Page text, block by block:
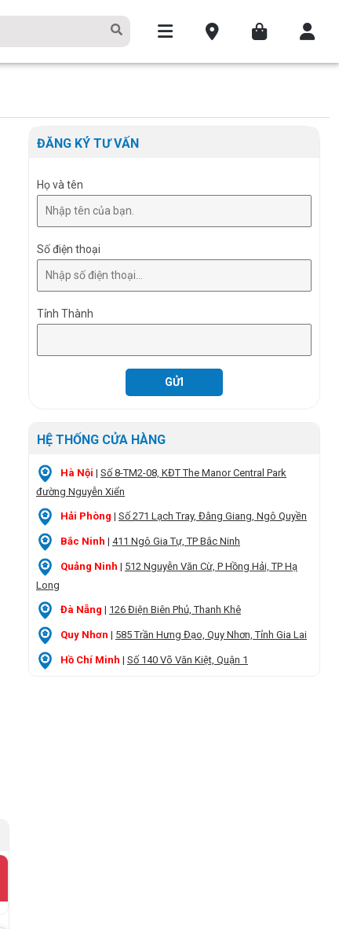
ĐĂNG KÝ TƯ VẤN
Họ và tên
Số điện thoại
Tỉnh Thành
HỆ THỐNG CỬA HÀNG
Hà Nội | Số 8-TM2-08, KĐT The Manor Central Park
đường Nguyễn Xiển
Hải Phòng | Số 271 Lạch Tray, Đằng Giang, Ngô Quyền
Bắc Ninh | 411 Ngô Gia Tự, TP Bắc Ninh
Quảng Ninh | 512 Nguyễn Văn Cừ, P Hồng Hải, TP Hạ
Long
Đà Nẵng | 126 Điện Biên Phủ, Thanh Khê
Quy Nhơn | 585 Trần Hưng Đạo, Quy Nhơn, Tỉnh Gia Lai
Hồ Chí Minh | Số 140 Võ Văn Kiệt, Quận 1